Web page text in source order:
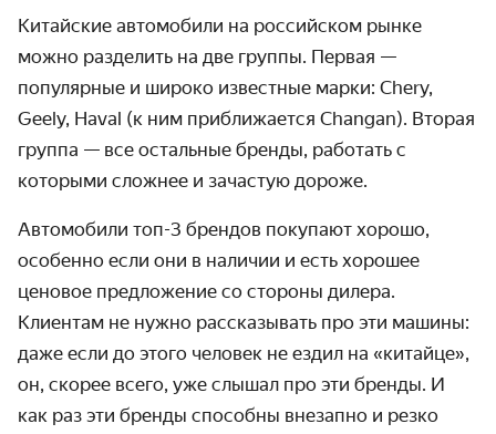
Китайские автомобили на российском рынке
можно разделить на две группы. Первая —
популярные и широко известные марки: Chery,
Geely, Haval (к ним приближается Changan). Вторая
группа — все остальные бренды, работать с
которыми сложнее и зачастую дороже.
Автомобили топ-3 брендов покупают хорошо,
особенно если они в наличии и есть хорошее
ценовое предложение со стороны дилера.
Клиентам не нужно рассказывать про эти машины:
даже если до этого человек не ездил на «китайце»,
он, скорее всего, уже слышал про эти бренды. И
как раз эти бренды способны внезапно и резко